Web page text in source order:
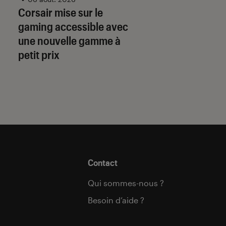
Corsair mise sur le
gaming accessible avec
une nouvelle gamme à
petit prix
Contact
Qui sommes-nous ?
Besoin d’aide ?